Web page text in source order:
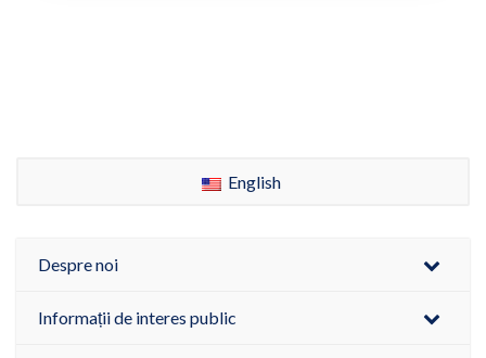
English
Despre noi
Informații de interes public